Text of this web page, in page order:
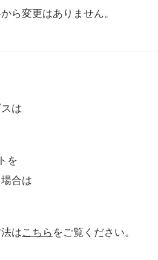
ら変更はありません。
は
を
合は
はこちら をご覧ください。